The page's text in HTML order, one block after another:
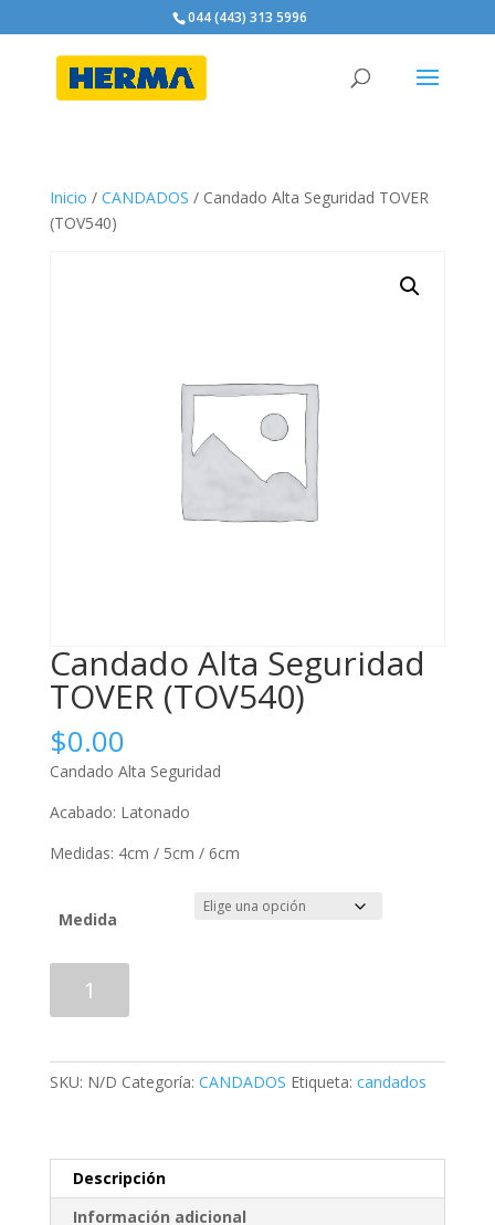
044 (443) 313 5996
Inicio / CANDADOS / Candado Alta Seguridad TOVER
(TOV540)
Candado Alta Seguridad
TOVER (TOV540)
$0.00
Candado Alta Seguridad
Acabado: Latonado
Medidas: 4cm / 5cm / 6cm
Medida
(TOV540)
SKU: N/D Categoría: CANDADOS Etiqueta: candados
Descripción
Información adicional